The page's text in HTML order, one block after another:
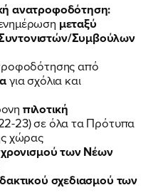
ανατροφοδότηση:
μεταξύ
Συμβούλων
από
για σχόλια και
πιλοτική
23) σε όλα τα Πρότυπα
χώρας
των Νέων
σχεδιασμού των